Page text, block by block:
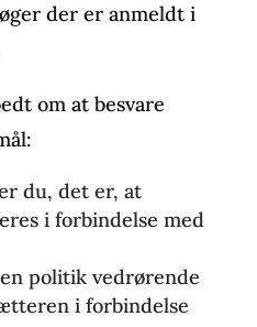
der er anmeldt i
om at besvare
du, det er, at
i forbindelse med
politik vedrørende
i forbindelse